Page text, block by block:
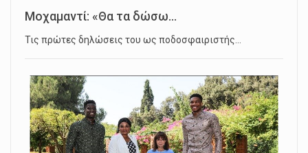
Μοχαμαντί: «Θα τα δώσω...
Τις πρώτες δηλώσεις του ως ποδοσφαιριστής…